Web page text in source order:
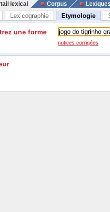
lexical Corpus
Lexicographie Etymologie
une forme
notices corrigées